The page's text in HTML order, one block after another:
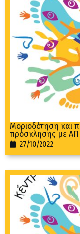
Μοριοδότηση και
πρόσκλησης με ΑΠ
27/10/2022